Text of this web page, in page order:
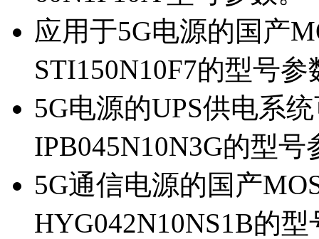
应用于5G电源的国产
STI150N10F7的型号参
5G电源的UPS供电系
IPB045N10N3G的型号
5G通信电源的国产
HYG042N10NS1B的